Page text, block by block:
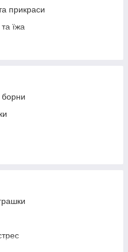
прикраси
їжа
для прибирання
лікаря
кухня
касса
трюмо
борни
Ляльок